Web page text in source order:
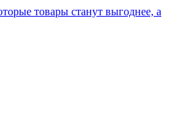
товары станут выгоднее, а